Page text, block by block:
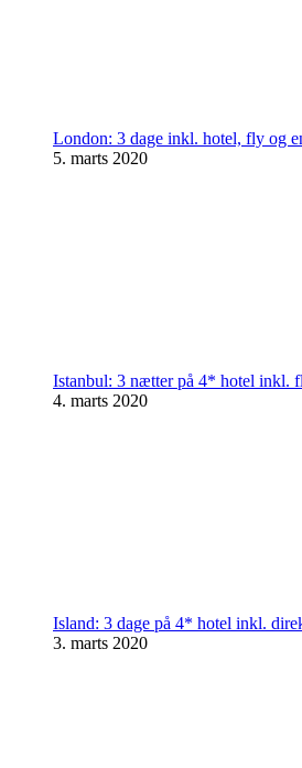
London: 3 dage inkl. hotel, fly og
5. marts 2020
Istanbul: 3 nætter på 4* hotel inkl.
4. marts 2020
Island: 3 dage på 4* hotel inkl.
3. marts 2020